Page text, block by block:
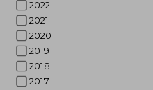
2022
2021
2020
2019
2018
2017